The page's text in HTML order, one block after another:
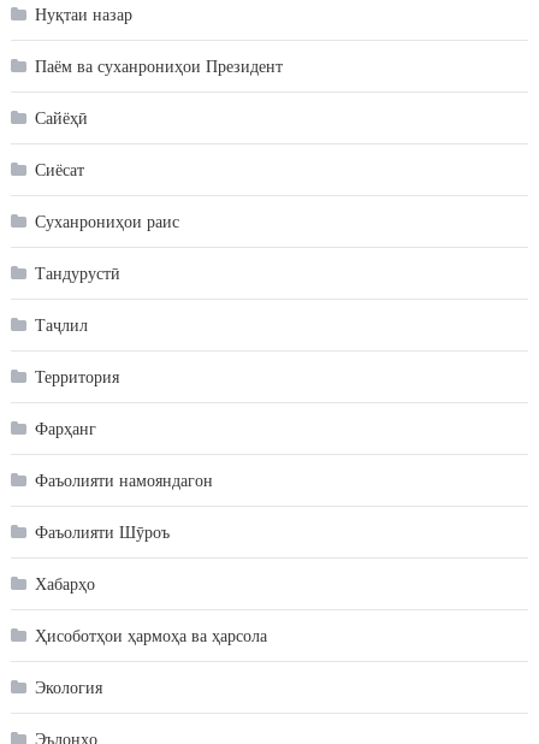
Нуқтаи назар
Паём ва суханрониҳои Президент
Сайёҳӣ
Сиёсат
Суханрониҳои раис
Тандурустӣ
Таҷлил
Территория
Фарҳанг
Фаъолияти намояндагон
Фаъолияти Шӯроъ
Хабарҳо
Ҳисоботҳои ҳармоҳа ва ҳарсола
Экология
Эълонҳо